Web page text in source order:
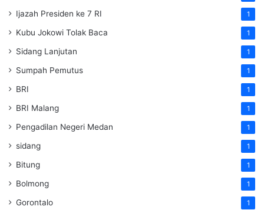
Ijazah Presiden ke 7 RI 1
Kubu Jokowi Tolak Baca 1
Sidang Lanjutan 1
Sumpah Pemutus 1
BRI 1
BRI Malang 1
Pengadilan Negeri Medan 1
sidang 1
Bitung 1
Bolmong 1
Gorontalo 1